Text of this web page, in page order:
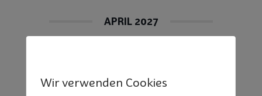
APRIL 2027
HANDBALL TKH
Wir verwenden Cookies